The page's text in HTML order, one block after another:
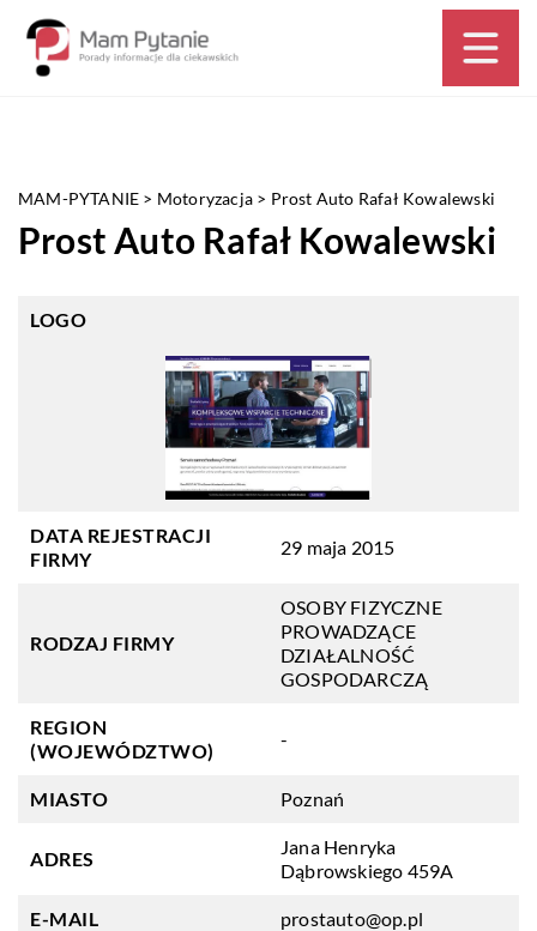
MAM-PYTANIE > Motoryzacja > Prost Auto Rafał Kowalewski
Prost Auto Rafał Kowalewski
LOGO
DATA REJESTRACJI
FIRMY
29 maja 2015
RODZAJ FIRMY
OSOBY FIZYCZNE
PROWADZĄCE
DZIAŁALNOŚĆ
GOSPODARCZĄ
REGION
(WOJEWÓDZTWO)
-
MIASTO Poznań
ADRES
Jana Henryka
Dąbrowskiego 459A
E-MAIL prostauto@op.pl